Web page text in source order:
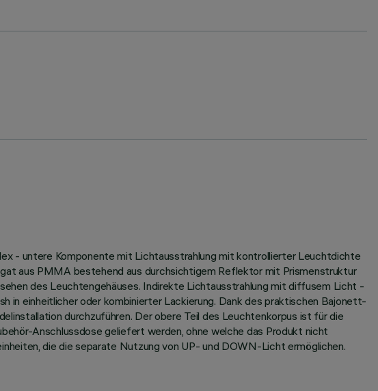
- untere Komponente mit Lichtausstrahlung mit kontrollierter Leuchtdichte
aus PMMA bestehend aus durchsichtigem Reflektor mit Prismenstruktur
des Leuchtengehäuses. Indirekte Lichtausstrahlung mit diffusem Licht -
einheitlicher oder kombinierter Lackierung. Dank des praktischen Bajonett-
durchzuführen. Der obere Teil des Leuchtenkorpus ist für die
Anschlussdose geliefert werden, ohne welche das Produkt nicht
die die separate Nutzung von UP- und DOWN-Licht ermöglichen.